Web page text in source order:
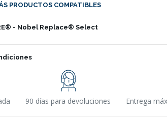
PRODUCTOS COMPATIBLES
- Nobel Replace® Select
90 días para devoluciones Entrega